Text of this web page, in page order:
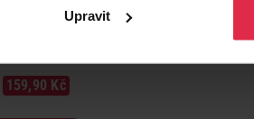
Upravit
159,90 Kč